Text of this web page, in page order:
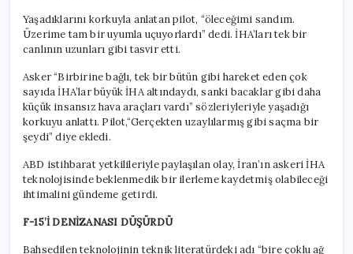
için
Yaşadıklarını korkuyla anlatan pilot, “öleceğimi sandım.
Üzerime tam bir uyumla uçuyorlardı” dedi. İHA’ları tek bir
canlının uzunları gibi tasvir etti.
Asker “Birbirine bağlı, tek bir bütün gibi hareket eden çok
sayıda İHA’lar büyük İHA altındaydı, sanki bacaklar gibi daha
küçük insansız hava araçları vardı” sözleriyleriyle yaşadığı
korkuyu anlattı. Pilot,“Gerçekten uzaylılarmış gibi saçma bir
şeydi” diye ekledi.
ABD istihbarat yetkilileriyle paylaşılan olay, İran’ın askeri İHA
teknolojisinde beklenmedik bir ilerleme kaydetmiş olabileceği
ihtimalini gündeme getirdi.
F-15’İ DENİZANASI DÜŞÜRDÜ
Bahsedilen teknolojinin teknik literatürdeki adı “bire çoklu ağ